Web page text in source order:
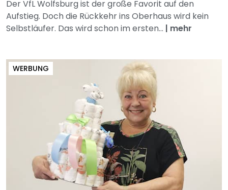
Der VfL Wolfsburg ist der große Favorit auf den
Aufstieg. Doch die Rückkehr ins Oberhaus wird kein
Selbstläufer. Das wird schon im ersten... | mehr
WERBUNG